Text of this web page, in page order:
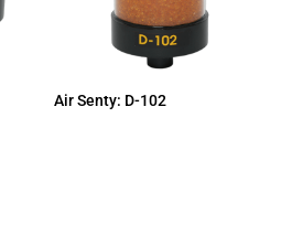
Air Senty: D-102